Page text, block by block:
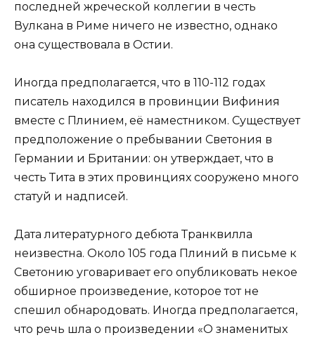
последней жреческой коллегии в честь
Вулкана в Риме ничего не известно, однако
она существовала в Остии.
Иногда предполагается, что в 110-112 годах
писатель находился в провинции Вифиния
вместе с Плинием, её наместником. Существует
предположение о пребывании Светония в
Германии и Британии: он утверждает, что в
честь Тита в этих провинциях сооружено много
статуй и надписей.
Дата литературного дебюта Транквилла
неизвестна. Около 105 года Плиний в письме к
Светонию уговаривает его опубликовать некое
обширное произведение, которое тот не
спешил обнародовать. Иногда предполагается,
что речь шла о произведении «О знаменитых